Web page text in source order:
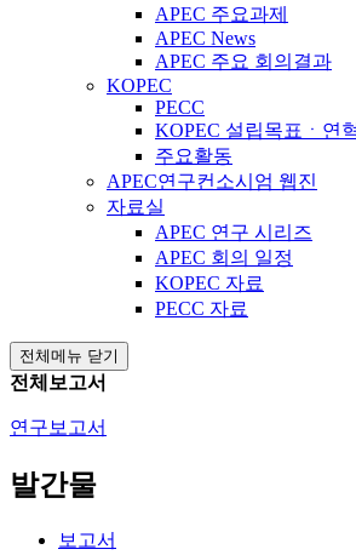
APEC 주요과제
APEC News
APEC 주요 회의결과
KOPEC
PECC
KOPEC 설립목표ㆍ연
주요활동
APEC연구컨소시엄 웹진
자료실
APEC 연구 시리즈
APEC 회의 일정
KOPEC 자료
PECC 자료
전체메뉴 닫기
전체보고서
연구보고서
발간물
보고서